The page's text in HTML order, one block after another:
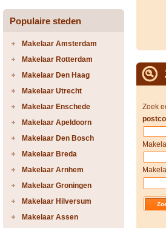
Populaire steden
Makelaar Amsterdam
Makelaar Rotterdam
Makelaar Den Haag
Makelaar Utrecht
Makelaar Enschede
Makelaar Apeldoorn
Makelaar Den Bosch
Makelaar Breda
Makelaar Arnhem
Makelaar Groningen
Makelaar Hilversum
Makelaar Assen
Zoek